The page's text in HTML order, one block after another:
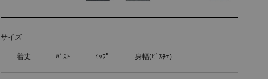
サイズ
着丈 ﾊﾞｽﾄ ﾋｯﾌﾟ 身幅(ﾋﾞｽﾁｪ)